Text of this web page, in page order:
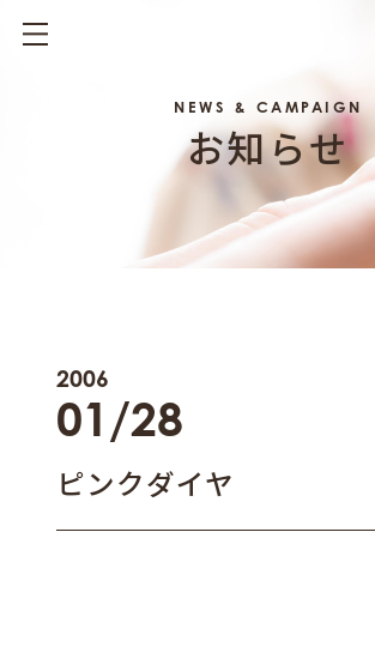
NEWS & CAMPAIGN
お知らせ
ピンクダイヤ
2006
01/28